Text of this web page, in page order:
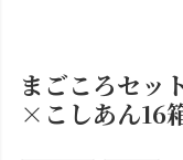
まごころセッ
×こしあん16